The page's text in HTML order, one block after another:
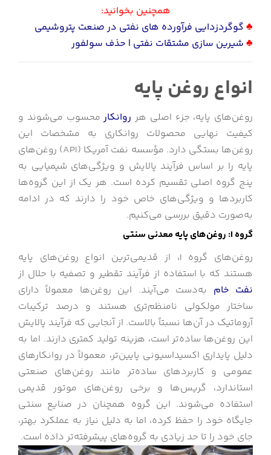
همچنین بخوانید:
♣ گوگردزدایی فرآورده های نفتی در صنعت پتروشیمی
♣ شیرین سازی مشتقات نفتی | حذف سولفور
انواع روغن‌ پایه
روغن‌های پایه، جزء اصلی هر روانکار محسوب می‌شوند و
کیفیت نهایی محصولات روانکاری به مشخصات این
روغن‌ها بستگی دارد. مؤسسه نفت آمریکا (API) روغن‌های
پایه را بر اساس فرآیند پالایش و ویژگی‌های شیمیایی به
پنج گروه اصلی تقسیم کرده است. هر یک از این گروه‌ها
کاربردها و ویژگی‌های خاص خود را دارند که در ادامه
به‌صورت دقیق بررسی می‌کنیم.
گروه I: روغن‌های پایه معدنی سنتی
روغن‌های گروه I، از قدیمی‌ترین انواع روغن‌های پایه
هستند که با استفاده از فرآیند تقطیر و تصفیه با حلال از
نفت خام به‌دست می‌آیند. این روغن‌ها معمولاً دارای
ساختار مولکولی نامنظم‌تری هستند و درصد ترکیبات
آروماتیک در آن‌ها نسبتاً بالاست. از آنجایی که فرآیند پالایش
این روغن‌ها ساده‌تر است، هزینه تولید کمتری دارند. اما به
دلیل پایداری اکسیداسیونی پایین‌تر، معمولاً در روانکارهای
عمومی و کاربردهای ساده‌تر مانند روغن‌های صنعتی
استاندارد، گریس‌ها و برخی روغن‌های موتور قدیمی
استفاده می‌شوند. این گروه همچنان در صنایع سنتی
جایگاه خود را حفظ کرده، اما به دلیل نیاز به عملکرد بهتر،
جای خود را تا حد زیادی به گروه‌های پیشرفته‌تر داده است.